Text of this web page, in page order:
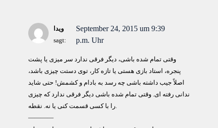
ویدا
sagt:
September 24, 2015 um 9:39
p.m. Uhr
وقتی تمام شده باشی، دیگر فرقی ندارد سر میزی یا پشت
پنجره، استاد بازی هستی یا تازه کار، توی دستت چیزی باشد،
اصلاً جیب داشته باشی چه رسد به بادام و کشمش! حتی شاید
ندانی رفته ای. وقتی تمام شده باشی دیگر فرقی ندارد که چیزی
را با کسی قسمت کنی یا نه. نقطه.
————